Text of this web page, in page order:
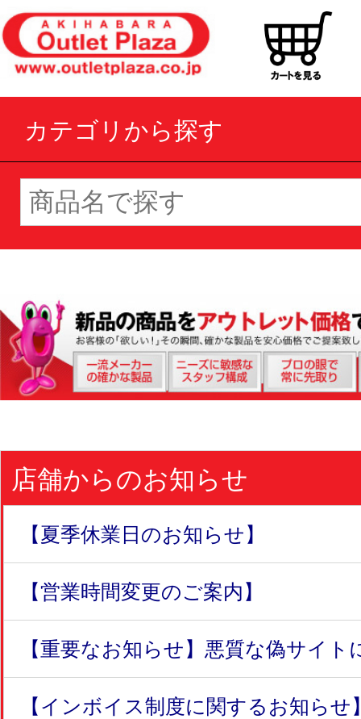
カテゴリから探す
店舗からのお知らせ
【夏季休業日のお知らせ】
【営業時間変更のご案内】
【重要なお知らせ】悪質な偽サイト
【インボイス制度に関するお知らせ